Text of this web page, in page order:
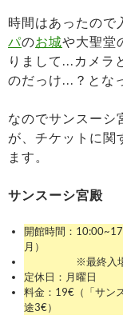
時間はあったので
パのお城や大聖堂
りまして…カメラ
のだっけ…？とな
なのでサンスーシ
が、チケットに関
ます。
サンスーシ宮殿
開館時間：
月）
※最終入場は
定休日：月曜日
料金：19€（「サン
途3€）